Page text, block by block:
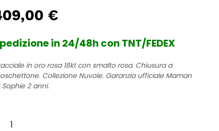
€
in 24/48h con TNT/FEDEX
in oro rosa 18kt con smalto rosa. Chiusura a
Collezione Nuvole. Garanzia ufficiale Maman
Sophie 2 anni.